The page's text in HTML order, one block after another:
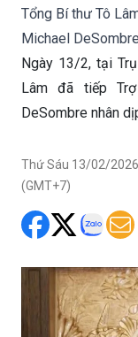
Tổng Bí thư Tô
Michael DeSombre
Ngày 13/2, tại
Lâm đã tiếp
DeSombre nhân
Thứ Sáu 13/02/
(GMT+7)